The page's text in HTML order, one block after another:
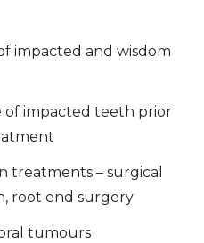
impacted and wisdom
of impacted teeth prior
treatments – surgical
root end surgery
tumours